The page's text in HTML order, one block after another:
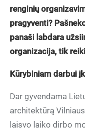
renginių
pragyventi?
panaši labdara
organizacija, tik
Kūrybiniam darbui
Dar gyvendama
architektūrą
laisvo laiko dirbo